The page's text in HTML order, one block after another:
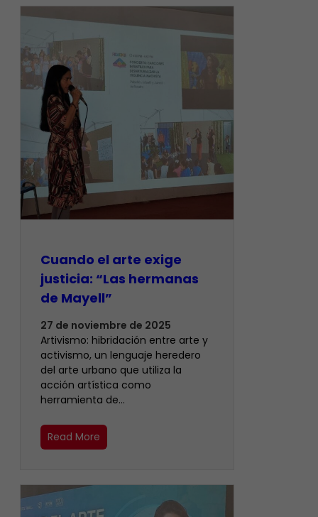
Cuando el arte exige
justicia: “Las hermanas
de Mayell”
27 de noviembre de 2025
Artivismo: hibridación entre arte y
activismo, un lenguaje heredero
del arte urbano que utiliza la
acción artística como
herramienta de…
Read More